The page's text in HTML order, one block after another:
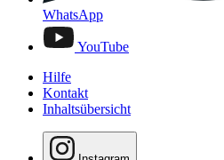
WhatsApp
YouTube
Hilfe
Kontakt
Inhaltsübersicht